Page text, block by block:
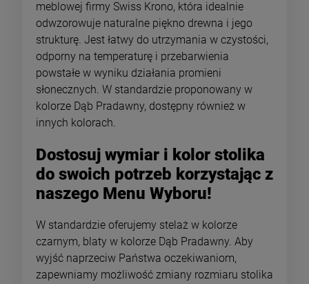
meblowej firmy Swiss Krono, która idealnie
odwzorowuje naturalne piękno drewna i jego
strukturę. Jest łatwy do utrzymania w czystości,
odporny na temperaturę i przebarwienia
powstałe w wyniku działania promieni
słonecznych. W standardzie proponowany w
kolorze Dąb Pradawny, dostępny również w
innych kolorach.
Dostosuj wymiar i kolor stolika
do swoich potrzeb korzystając z
naszego Menu Wyboru!
W standardzie oferujemy stelaż w kolorze
czarnym, blaty w kolorze Dąb Pradawny. Aby
wyjść naprzeciw Państwa oczekiwaniom,
zapewniamy możliwość zmiany rozmiaru stolika